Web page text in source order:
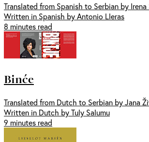
Translated from Spanish to Serbian by
Written in Spanish by Antonio Lleras
8 minutes read
Binće
Translated from Dutch to Serbian by Jana
Written in Dutch by Tuly Salumu
9 minutes read